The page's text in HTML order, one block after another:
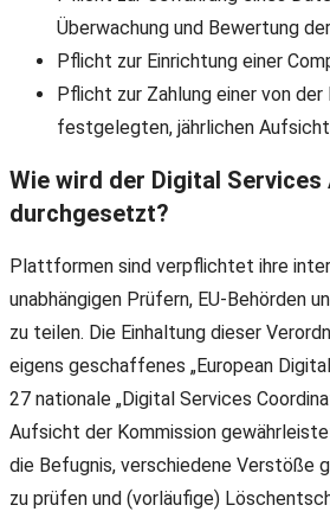
Überwachung und Bewertung
Pflicht zur Einrichtung einer
Pflicht zur Zahlung einer von der
festgelegten, jährlichen
Wie wird der Digital Services
durchgesetzt?
Plattformen sind verpflichtet ihre
unabhängigen Prüfern, EU-Behörden
zu teilen. Die Einhaltung dieser
eigens geschaffenes „European
27 nationale „Digital Services
Aufsicht der Kommission
die Befugnis, verschiedene Verstöße
zu prüfen und (vorläufige)